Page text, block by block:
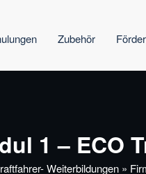
Zubehör
1 – ECO
Weiterbildungen »